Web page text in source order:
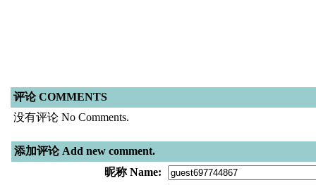
评论 COMMENTS
没有评论 No Comments.
添加评论 Add new comment.
昵称 Name: